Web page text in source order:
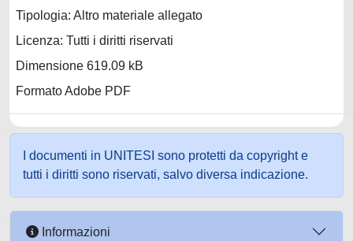
Tipologia: Altro materiale allegato
Licenza: Tutti i diritti riservati
Dimensione 619.09 kB
Formato Adobe PDF
I documenti in UNITESI sono protetti da copyright e
tutti i diritti sono riservati, salvo diversa indicazione.
Informazioni